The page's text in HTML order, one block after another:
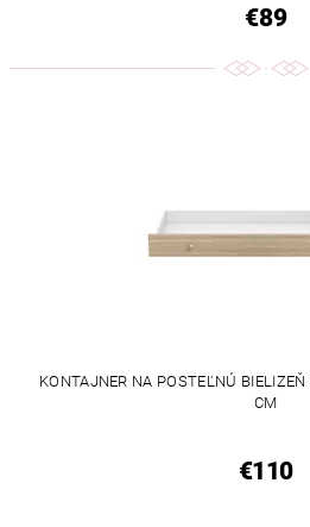
€89
KONTAJNER NA POSTEĽNÚ
CM
€110